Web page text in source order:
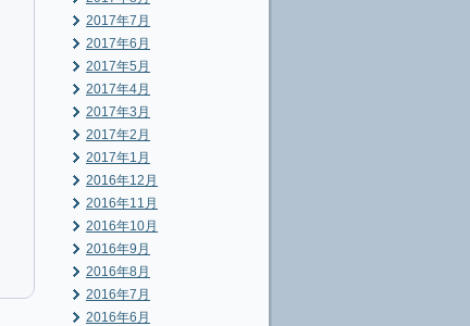
2017年7月
2017年6月
2017年5月
2017年4月
2017年3月
2017年2月
2017年1月
2016年12月
2016年11月
2016年10月
2016年9月
2016年8月
2016年7月
2016年6月